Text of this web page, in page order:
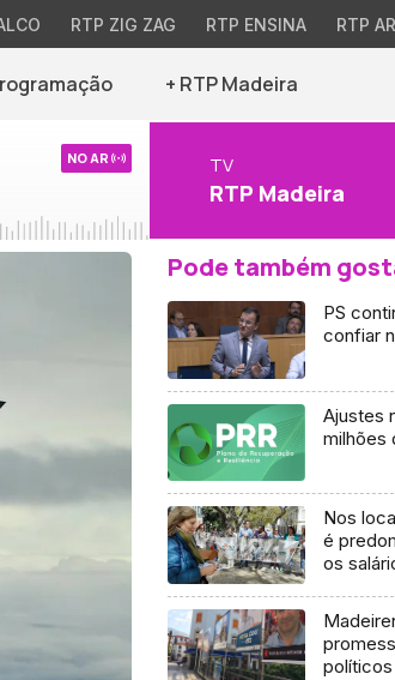
RTP ZIG ZAG RTP ENSINA RTP
+ RTP Madeira
NO AR TV
RTP Madeira
Pode também
PS
confiar
Ajustes
milhões
Nos
é
os